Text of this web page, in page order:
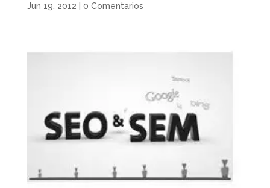
Jun 19, 2012 0 Comentarios